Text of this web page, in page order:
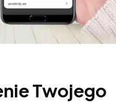
Twojego